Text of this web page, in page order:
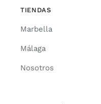
TIENDAS
Marbella
Málaga
Nosotros